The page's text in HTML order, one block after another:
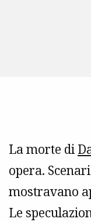
La morte di
opera.
mostravano
Le